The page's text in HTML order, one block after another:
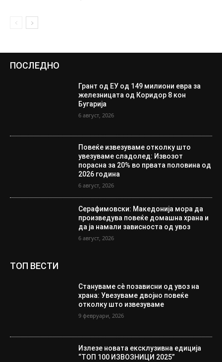
ПОСЛЕДНО
Грант од ЕУ од 149 милиони евра за
железницата од Коридор 8 кон
Бугарија
6 август, 2026
Повеќе извезуваме отколку што
увезуваме сладолед: Извозот
порасна за 20% во првата половина од
2026 година
6 август, 2026
Серафимовски: Македонија мора да
произведува повеќе домашна храна и
да ја намали зависноста од увоз
6 август, 2026
ТОП ВЕСТИ
Стануваме сè позависни од увоз на
храна: Увезуваме двојно повеќе
отколку што извезуваме
9 февруари, 2026
Излезе новата ексклузивна едиција
“ТОП 100 ИЗВОЗНИЦИ 2025”